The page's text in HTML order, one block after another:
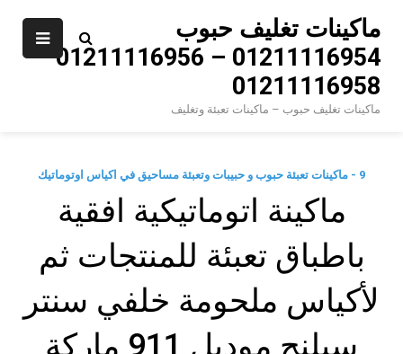
content
ماكينات تغليف حبوب
01211116954 – 01211116956 –
01211116958
ماكينات تغليف حبوب – ماكينات تعبئة وتغليف
9 - ماكينات تعبئة حبوب و حبيبات وتعبئة مساحيق في اكياس اوتوماتيك
ماكينة اتوماتيكية افقية
باطباق تعبئة للمنتجات ثم
لأكياس ملحومة خلفي سنتر
سيلنج موديل 911 ماركة